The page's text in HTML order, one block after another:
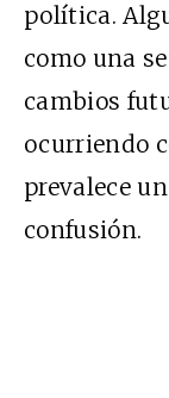
política.
como una
cambios
ocurriendo
prevalece
confusión.